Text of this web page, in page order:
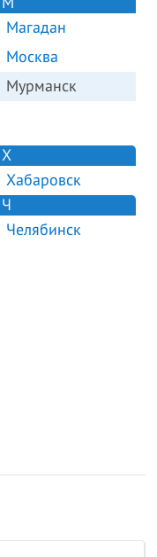
Магадан
Москва
Мурманск
Х
Хабаровск
Ч
Челябинск